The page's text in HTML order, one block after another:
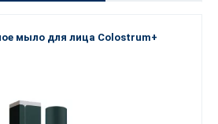
мыло для лица Colostrum+